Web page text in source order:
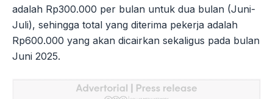
adalah Rp300.000 per bulan untuk dua bulan (Juni-
Juli), sehingga total yang diterima pekerja adalah
Rp600.000 yang akan dicairkan sekaligus pada bulan
Juni 2025.